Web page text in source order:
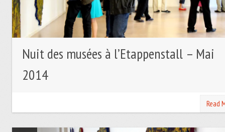
Nuit des musées à l’Etappenstall – Mai
2014
Read